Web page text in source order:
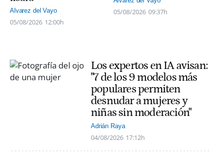
Alvarez del Vayo
05/08/2026 12:00h
05/08/2026 09:37h
Los expertos en IA avisan:
"7 de los 9 modelos más
populares permiten
desnudar a mujeres y
niñas sin moderación"
Adrián Raya
04/08/2026 17:12h